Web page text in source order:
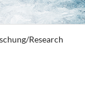
Research